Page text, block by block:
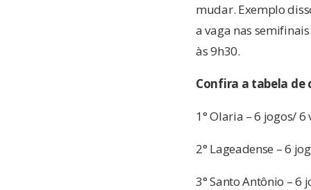
mudar. Exemplo
a vaga nas
às 9h30.
Confira a tabela de
1° Olaria – 6 jogos/
2° Lageadense – 6
3° Santo Antônio – 6